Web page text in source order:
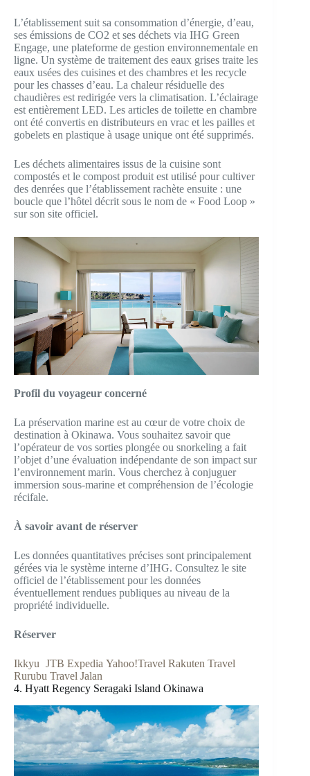
L’établissement suit sa consommation d’énergie, d’eau,
ses émissions de CO2 et ses déchets via IHG Green
Engage, une plateforme de gestion environnementale en
ligne. Un système de traitement des eaux grises traite les
eaux usées des cuisines et des chambres et les recycle
pour les chasses d’eau. La chaleur résiduelle des
chaudières est redirigée vers la climatisation. L’éclairage
est entièrement LED. Les articles de toilette en chambre
ont été convertis en distributeurs en vrac et les pailles et
gobelets en plastique à usage unique ont été supprimés.
Les déchets alimentaires issus de la cuisine sont
compostés et le compost produit est utilisé pour cultiver
des denrées que l’établissement rachète ensuite : une
boucle que l’hôtel décrit sous le nom de « Food Loop »
sur son site officiel.
Profil du voyageur concerné
La préservation marine est au cœur de votre choix de
destination à Okinawa. Vous souhaitez savoir que
l’opérateur de vos sorties plongée ou snorkeling a fait
l’objet d’une évaluation indépendante de son impact sur
l’environnement marin. Vous cherchez à conjuguer
immersion sous-marine et compréhension de l’écologie
récifale.
À savoir avant de réserver
Les données quantitatives précises sont principalement
gérées via le système interne d’IHG. Consultez le site
officiel de l’établissement pour les données
éventuellement rendues publiques au niveau de la
propriété individuelle.
Réserver
Ikkyu JTB Expedia Yahoo!Travel Rakuten Travel
Rurubu Travel Jalan
4. Hyatt Regency Seragaki Island Okinawa